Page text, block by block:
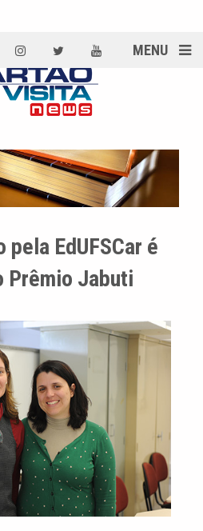
MENU
EdUFSCar é
Prêmio Jabuti